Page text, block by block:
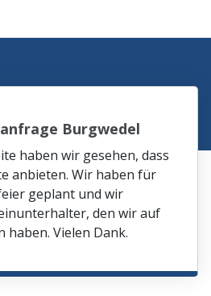
Burgwedel
haben wir gesehen, dass
anbieten. Wir haben für
geplant und wir
den wir auf
haben. Vielen Dank.